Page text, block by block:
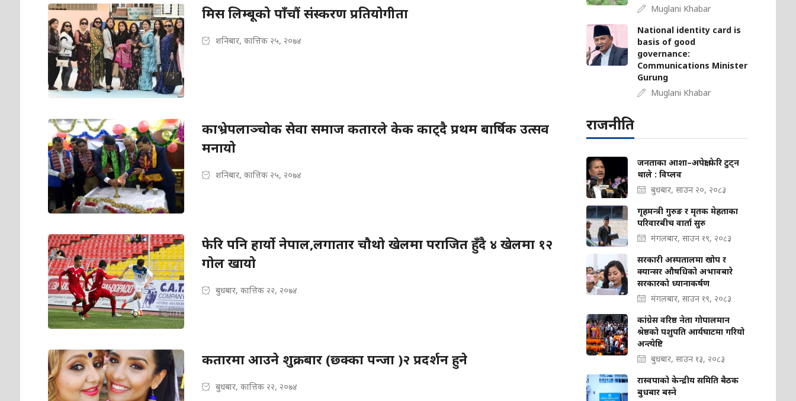
मिस लिम्बूको पाँचौं संस्करण प्रतियोगीता
शनिबार, कात्तिक २५, २०७४
काभ्रेपलाञ्चोक सेवा समाज कतारले केक काट्दै प्रथम बार्षिक उत्सव
मनायो
शनिबार, कात्तिक २५, २०७४
फेरि पनि हार्यो नेपाल,लगातार चौथो खेलमा पराजित हुँदै ४ खेलमा १२
गोल खायो
बुधबार, कात्तिक २२, २०७४
कतारमा आउने शुक्रबार (छ्क्का पन्जा )२ प्रदर्शन हुने
बुधबार, कात्तिक २२, २०७४
Muglani Khabar
National identity card is
basis of good
governance:
Communications Minister
Gurung
Muglani Khabar
राजनीति
जनताका आशा–अपेक्षा फेरि टुट्न
थाले : विप्लव
बुधबार, साउन २०, २०८३
गृहमन्त्री गुरुङ र मृतक मेहताका
परिवारबीच वार्ता सुरु
मंगलबार, साउन १९, २०८३
सरकारी अस्पतालमा खोप र
क्यान्सर औषधिको अभावबारे
सरकारको ध्यानाकर्षण
मंगलबार, साउन १९, २०८३
कांग्रेस वरिष्ठ नेता गोपालमान
श्रेष्ठको पशुपति आर्यघाटमा गरियो
अन्त्येष्टि
बुधबार, साउन १३, २०८३
रास्वपाको केन्द्रीय समिति बैठक
बुधबार बस्ने